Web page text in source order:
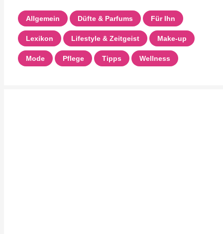
Allgemein Düfte & Parfums Für Ihn
Lexikon Lifestyle & Zeitgeist Make-up
Mode Pflege Tipps Wellness